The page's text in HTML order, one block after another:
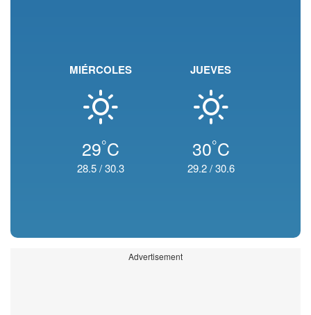
MIÉRCOLES
29°C
28.5/30.3
JUEVES
30°C
29.2/30.6
Advertisement